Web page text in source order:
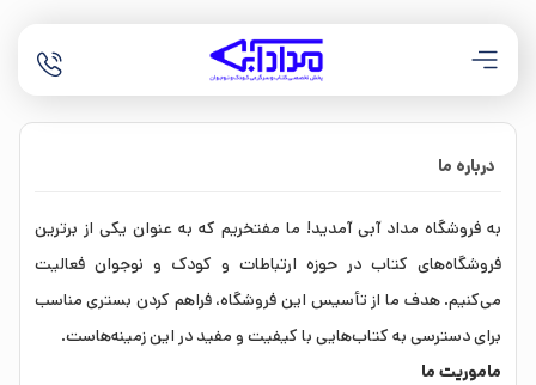
درباره ما
به فروشگاه مداد آبی آمدید! ما مفتخریم که به عنوان یکی از برترین
فروشگاه‌های کتاب در حوزه ارتباطات و کودک و نوجوان فعالیت
می‌کنیم. هدف ما از تأسیس این فروشگاه، فراهم کردن بستری مناسب
برای دسترسی به کتاب‌هایی با کیفیت و مفید در این زمینه‌هاست.
ماموریت ما